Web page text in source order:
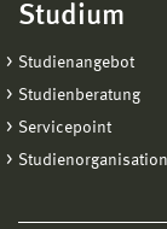
Studium
Studienangebot
Studienberatung
Servicepoint
Studienorganisation